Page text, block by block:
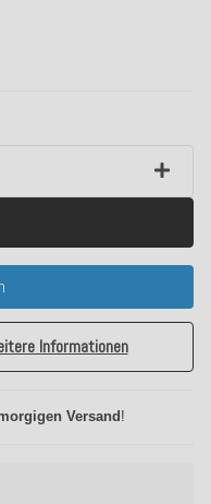
Informationen
Versand!